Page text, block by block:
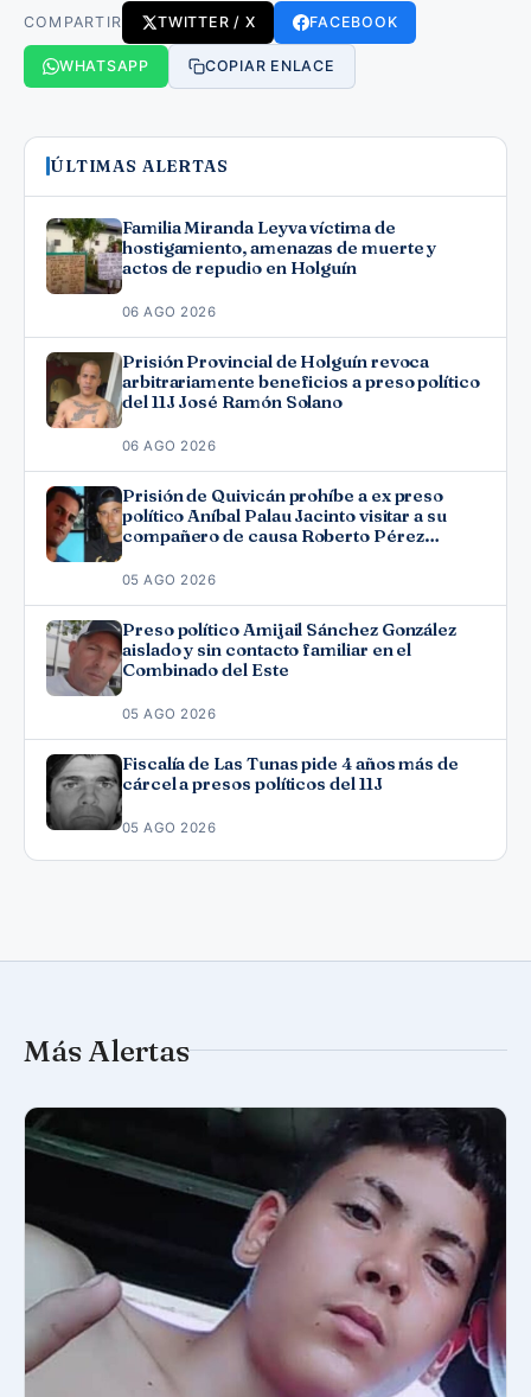
COMPARTIR TWITTER / X FACEBOOK
WHATSAPP COPIAR ENLACE
ÚLTIMAS ALERTAS
Familia Miranda Leyva víctima de
hostigamiento, amenazas de muerte y
actos de repudio en Holguín
06 AGO 2026
Prisión Provincial de Holguín revoca
arbitrariamente beneficios a preso político
del 11J José Ramón Solano
06 AGO 2026
Prisión de Quivicán prohíbe a ex preso
político Aníbal Palau Jacinto visitar a su
compañero de causa Roberto Pérez
05 AGO 2026
Preso político Amijail Sánchez González
aislado y sin contacto familiar en el
Combinado del Este
05 AGO 2026
Fiscalía de Las Tunas pide 4 años más de
cárcel a presos políticos del 11J
05 AGO 2026
Más Alertas